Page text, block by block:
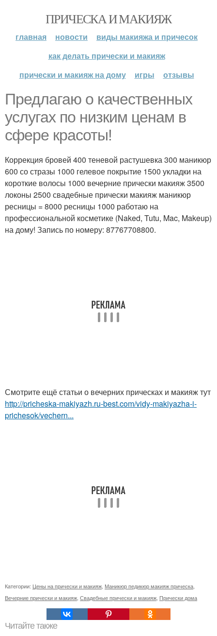
ПРИЧЕСКА И МАКИЯЖ
главная новости
виды макияжа и причесок
как делать прически и макияж
прически и макияж на дому
игры отзывы
Предлагаю о качественных
услугах по низким ценам в
сфере красоты!
Коррекция бровей 400 теневой растушевка 300 маникюр
600 со стразы 1000 гелевое покрытие 1500 укладки на
короткие волосы 1000 вечерние прически макияж 3500
локоны 2500 свадебные прически макияж маникюр
ресницы = 8000 ресницы 1000 работаю на
профессиональной косметике (Naked, Tutu, Mac, Makeup)
на дому! Запись по номеру: 87767708800.
Смотрите ещё статьи о вечерних прическах и макияж тут
http://pricheska-makiyazh.ru-best.com/vidy-makiyazha-i-
prichesok/vechern...
Категории: Цены на прически и макияж Маникюр педикюр макияж прическа
Вечерние прически и макияж Свадебные прически и макияж Прически дома
Читайте также